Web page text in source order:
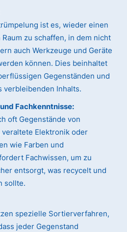
ist es, wieder einen
zu schaffen, in dem nicht
auch Werkzeuge und Geräte
können. Dies beinhaltet
Gegenständen und
verbleibenden Inhalts.
Fachkenntnisse:
oft Gegenstände von
Elektronik oder
wie Farben und
Fachwissen, um zu
entsorgt, was recycelt und
sollte.
spezielle Sortierverfahren,
jeder Gegenstand